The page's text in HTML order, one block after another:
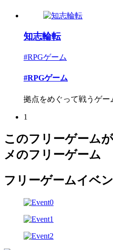
知志輪転
#RPGゲーム
#RPGゲーム
拠点をめぐって戦うゲー
1
このフリーゲーム
メのフリーゲーム
フリーゲームイベ